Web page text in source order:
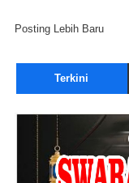
Posting Lebih Baru
Terkini